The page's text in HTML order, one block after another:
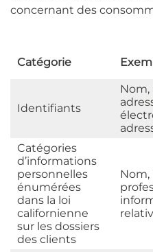
concernant des
Catégorie
Identifiants
Nom,
Catégories
d’informations
personnelles
énumérées
dans la loi
californienne
sur les dossiers
des clients